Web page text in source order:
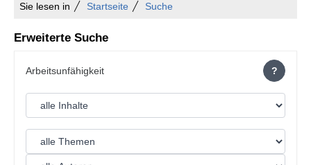
Sie lesen in Startseite Suche
Erweiterte Suche
?